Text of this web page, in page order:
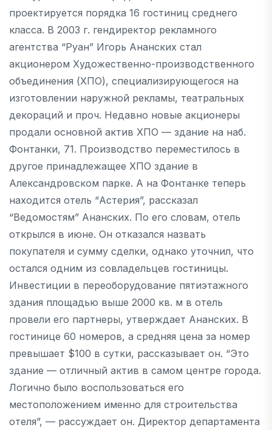
проектируется порядка 16 гостиниц среднего
класса. В 2003 г. гендиректор рекламного
агентства “Руан” Игорь Ананских стал
акционером Художественно-производственного
объединения (ХПО), специализирующегося на
изготовлении наружной рекламы, театральных
декораций и проч. Недавно новые акционеры
продали основной актив ХПО — здание на наб.
Фонтанки, 71. Производство переместилось в
другое принадлежащее ХПО здание в
Александровском парке. А на Фонтанке теперь
находится отель “Астерия”, рассказал
“Ведомостям” Ананских. По его словам, отель
открылся в июне. Он отказался назвать
покупателя и сумму сделки, однако уточнил, что
остался одним из совладельцев гостиницы.
Инвестиции в переоборудование пятиэтажного
здания площадью выше 2000 кв. м в отель
провели его партнеры, утверждает Ананских. В
гостинице 60 номеров, а средняя цена за номер
превышает $100 в сутки, рассказывает он. “Это
здание — отличный актив в самом центре города.
Логично было воспользоваться его
местоположением именно для строительства
отеля”, — рассуждает он. Директор департамента